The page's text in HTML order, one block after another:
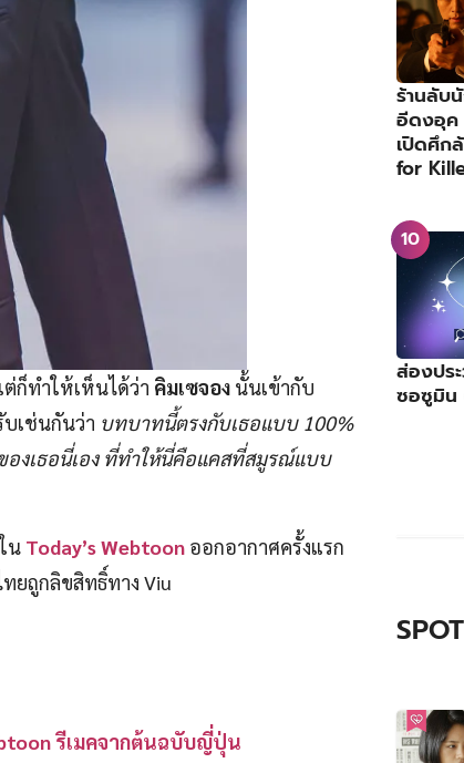
ก็ทำให้เห็นได้ว่า คิมเซจอง นั้นเข้ากับ
เช่นกันว่า บทบาทนี้ตรงกับเธอแบบ 100%
องเธอนี่เอง ที่ทำให้นี่คือแคสที่สมูรณ์แบบ
น Today’s Webtoon ออกอากาศครั้งแรก
ทยถูกลิขสิทธิ์ทาง Viu
รีเมคจากต้นฉบับญี่ปุ่น
ร้านลับ
อีดงอุค
เปิดศึก
for
ส่องปร
ซอซูมิน